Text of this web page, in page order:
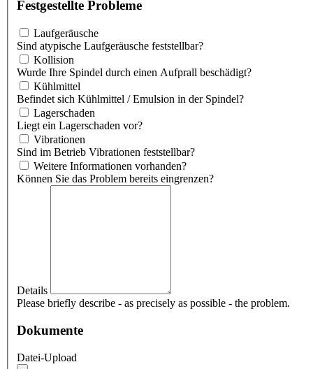
Festgestellte Probleme
Laufgeräusche
Sind atypische Laufgeräusche feststellbar?
Kollision
Wurde Ihre Spindel durch einen Aufprall beschädigt?
Kühlmittel
Befindet sich Kühlmittel / Emulsion in der Spindel?
Lagerschaden
Liegt ein Lagerschaden vor?
Vibrationen
Sind im Betrieb Vibrationen feststellbar?
Weitere Informationen vorhanden?
Können Sie das Problem bereits eingrenzen?
Details
Please briefly describe - as precisely as possible - the problem.
Dokumente
Datei-Upload